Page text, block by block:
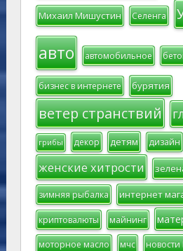
Михаил Мишустин Селенга
авто автомобильное
бизнес в интернете бурятия
ветер странствий
грибы декор детям дизайн
женские хитрости
зимняя рыбалка интернет
криптовалюты майнинг
моторное масло мчс новости